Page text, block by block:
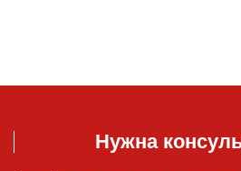
Нужна